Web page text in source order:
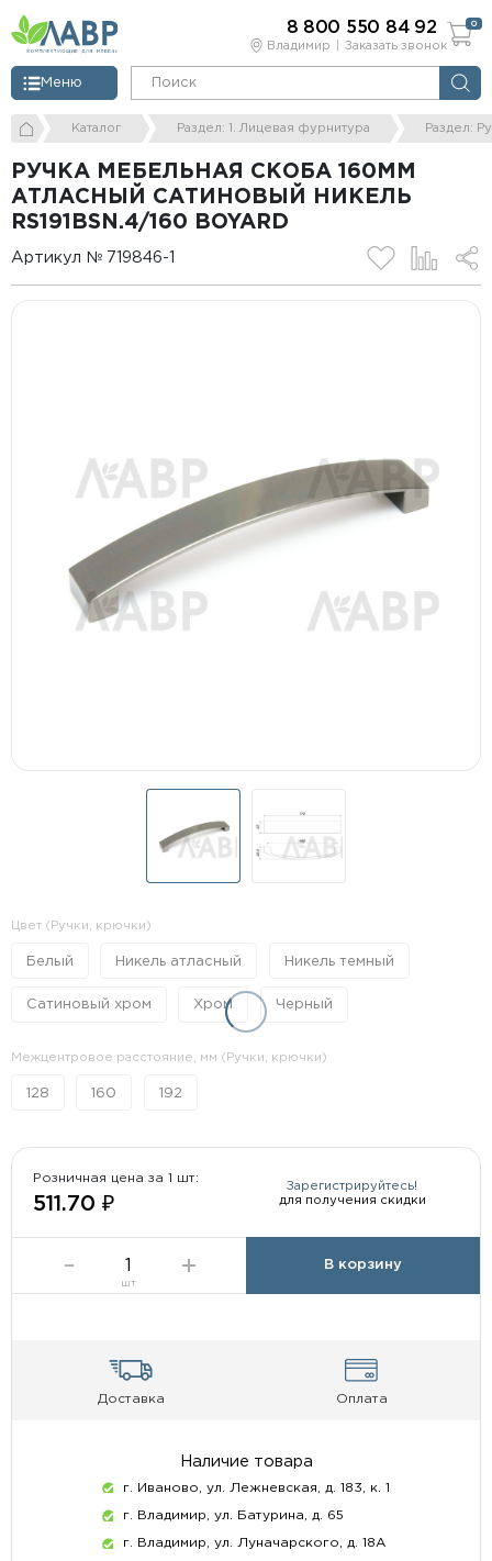
Владимир Заказать звонок
Меню
8 800 550 84 92 0
Каталог Раздел: 1. Лицевая фурнитура Раздел:
РУЧКА МЕБЕЛЬНАЯ СКОБА 160ММ
АТЛАСНЫЙ САТИНОВЫЙ НИКЕЛЬ
RS191BSN.4/160 BOYARD
Артикул № 719846-1
Цвет (Ручки, крючки)
Белый Никель атласный Никель темный
Сатиновый хром Хром Черный
Межцентровое расстояние, мм (Ручки, крючки)
128 160 192
Розничная цена за 1 шт:
511.70 ₽
Зарегистрируйтесь!
для получения скидки
шт
В корзину
Доставка Оплата
Наличие товара
г. Иваново, ул. Лежневская, д. 183, к. 1
г. Владимир, ул. Батурина, д. 65
г. Владимир, ул. Луначарского, д. 18А